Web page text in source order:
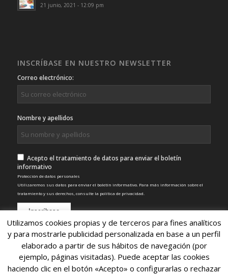
21 junio, 2021 - 12:09 pm
INSCRÍBASE EN NUESTRO NEWSLETTER
Correo electrónico:
Nombre y apellidos
Acepto el tratamiento de datos para enviar el boletín
informativo
Protección de datos personales
Utilizaremos sus datos para enviar el boletín informativo. Para más información sobre el
tratamiento y sus derechos, consulte la política de privacidad
Utilizamos cookies propias y de terceros para fines analíticos
y para mostrarle publicidad personalizada en base a un perfil
elaborado a partir de sus hábitos de navegación (por
ejemplo, páginas visitadas). Puede aceptar las cookies
haciendo clic en el botón «Acepto» o configurarlas o rechazar